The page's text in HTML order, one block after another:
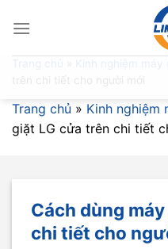
trên chi tiết cho người mới
Trang chủ » Kinh nghiệm
giặt LG cửa trên chi tiết
Cách dùng
chi tiết cho